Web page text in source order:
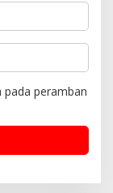
pada peramban